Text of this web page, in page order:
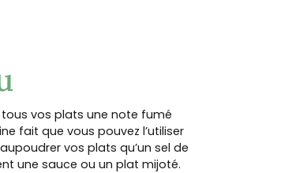
vos plats une note fumé
fait que vous pouvez l’utiliser
vos plats qu’un sel de
une sauce ou un plat mijoté.